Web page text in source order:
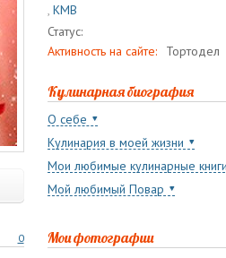
, КМВ
Статус:
Активность на сайте:
Тортодел
Кулинарная биография
О себе
Кулинария в моей жизни
Мои любимые кулинарные книги
Мой любимый Повар
Мои фотографии
0